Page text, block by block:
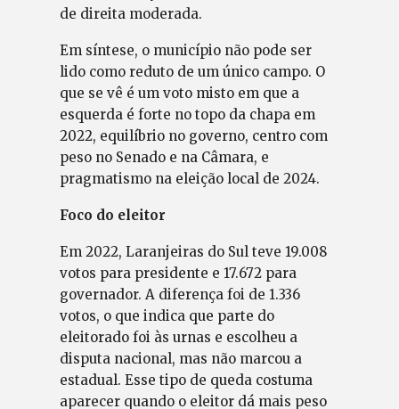
de direita moderada.
Em síntese, o município não pode ser
lido como reduto de um único campo. O
que se vê é um voto misto em que a
esquerda é forte no topo da chapa em
2022, equilíbrio no governo, centro com
peso no Senado e na Câmara, e
pragmatismo na eleição local de 2024.
Foco do eleitor
Em 2022, Laranjeiras do Sul teve 19.008
votos para presidente e 17.672 para
governador. A diferença foi de 1.336
votos, o que indica que parte do
eleitorado foi às urnas e escolheu a
disputa nacional, mas não marcou a
estadual. Esse tipo de queda costuma
aparecer quando o eleitor dá mais peso